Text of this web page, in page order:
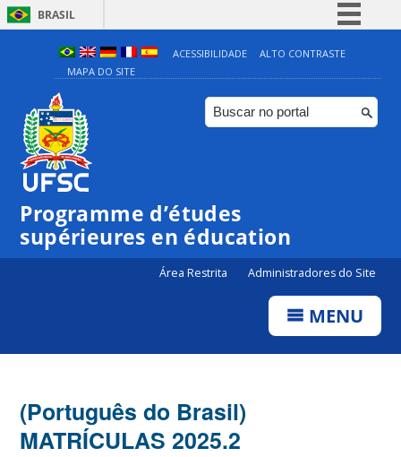
BRASIL
Simplifique!
Comunica BR
Participe
ACESSIBILIDADE
ALTO CONTRASTE
MAPA DO SITE
Programme d’études
supérieures en éducation
Área Restrita Administradores do Site
MENU
(Português do Brasil)
MATRÍCULAS 2025.2